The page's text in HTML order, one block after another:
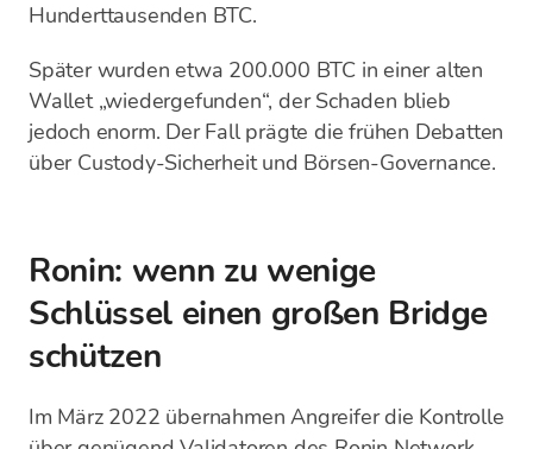
Hunderttausenden BTC.
Später wurden etwa 200.000 BTC in einer alten
Wallet „wiedergefunden“, der Schaden blieb
jedoch enorm. Der Fall prägte die frühen Debatten
über Custody-Sicherheit und Börsen-Governance.
Ronin: wenn zu wenige
Schlüssel einen großen Bridge
schützen
Im März 2022 übernahmen Angreifer die Kontrolle